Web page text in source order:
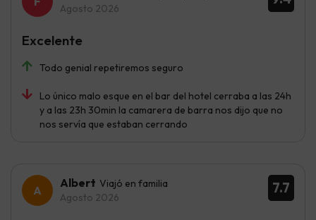
Agosto 2026
Todo genial repetiremos seguro
Lo único malo esque en el bar del hotel cerraba a las 24h
y a las 23h 30min la camarera de barra nos dijo que no
nos servía que estaban cerrando
Excelente
7.7
Albert Viajó en familia
Agosto 2026